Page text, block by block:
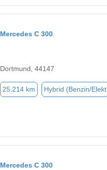
Mercedes C 300
Dortmund, 44147
25.214 km Hybrid (Benzin/Elekt
Mercedes C 300